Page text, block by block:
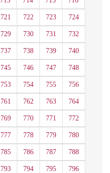
721 722 723 724
729 730 731 732
737 738 739 740
745 746 747 748
753 754 755 756
761 762 763 764
769 770 771 772
777 778 779 780
785 786 787 788
793 794 795 796